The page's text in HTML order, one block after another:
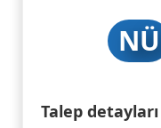
NÜ
Talep detayları